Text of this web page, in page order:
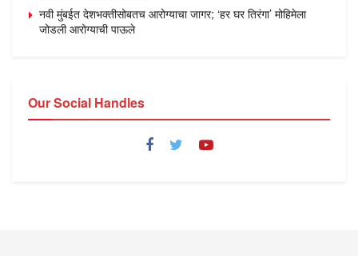
नवी मुंबईत देशभक्तीसोबतच आरोग्याचा जागर; ‘हर घर तिरंगा’ मोहिमेला
जोडली आरोग्याची पाऊले
Our Social Handles